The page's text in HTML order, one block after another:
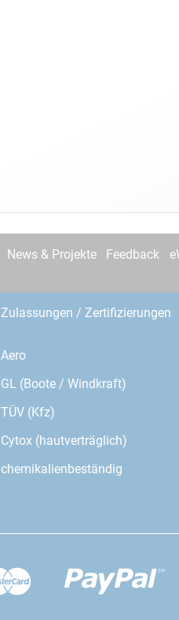
News & Projekte Feedback
Zulassungen / Zertifizierungen
Aero
GL (Boote / Windkraft)
TÜV (Kfz)
Cytox (hautverträglich)
chemikalienbeständig